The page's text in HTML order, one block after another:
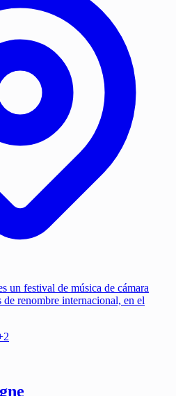
un festival de música de cámara
renombre internacional, en el